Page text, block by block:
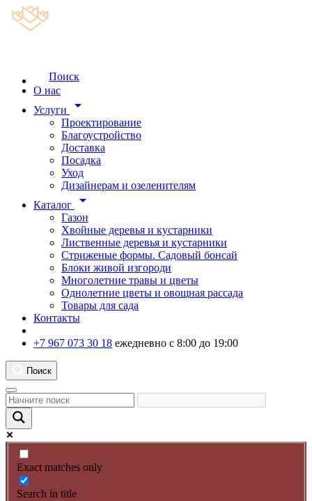
Поиск
О нас
Услуги
arrow_drop_down
Проектирование
Благоустройство
Доставка
Посадка
Уход
Дизайнерам и озеленителям
Каталог
arrow_drop_down
Газон
Хвойные деревья и кустарники
Лиственные деревья и кустарники
Стриженые формы. Садовый бонсай
Блоки живой изгороди
Многолетние травы и цветы
Однолетние цветы и овощная рассада
Товары для сада
Контакты
+7 967 073 30 18 ежедневно с 8:00 до 19:00
Поиск
Exact matches only
Search in title